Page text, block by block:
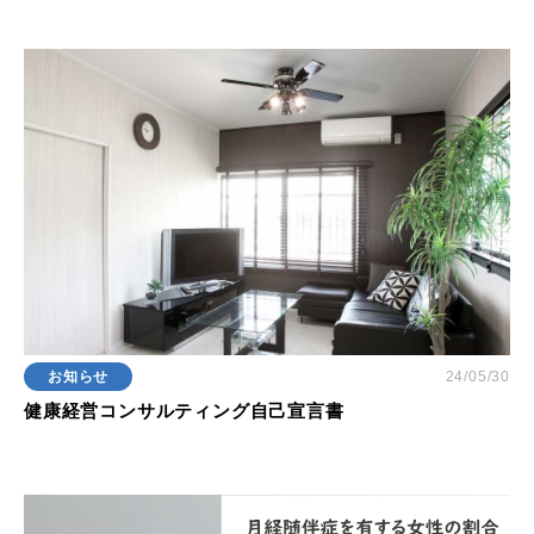
お知らせ 24/05/30
健康経営コンサルティング自己宣言書